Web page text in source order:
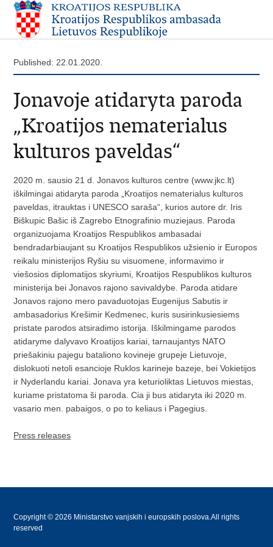
Published: 22.01.2020.
Jonavoje atidaryta paroda
„Kroatijos nematerialus
kulturos paveldas“
2020 m. sausio 21 d. Jonavos kulturos centre (www.jkc.lt)
iškilmingai atidaryta paroda „Kroatijos nematerialus kulturos
paveldas, itrauktas i UNESCO saraša“, kurios autore dr. Iris
Biškupic Bašic iš Zagrebo Etnografinio muziejaus. Paroda
organizuojama Kroatijos Respublikos ambasadai
bendradarbiaujant su Kroatijos Respublikos užsienio ir Europos
reikalu ministerijos Ryšiu su visuomene, informavimo ir
viešosios diplomatijos skyriumi, Kroatijos Respublikos kulturos
ministerija bei Jonavos rajono savivaldybe. Paroda atidare
Jonavos rajono mero pavaduotojas Eugenijus Sabutis ir
ambasadorius Krešimir Kedmenec, kuris susirinkusiesiems
pristate parodos atsiradimo istorija. Iškilmingame parodos
atidaryme dalyvavo Kroatijos kariai, tarnaujantys NATO
priešakiniu pajegu bataliono kovineje grupeje Lietuvoje,
dislokuoti netoli esancioje Ruklos karineje bazeje, bei Vokietijos
ir Nyderlandu kariai. Jonava yra keturioliktas Lietuvos miestas,
kuriame pristatoma ši paroda. Cia ji bus atidaryta iki 2020 m.
vasario men. pabaigos, o po to keliaus i Pagegius.
Press releases
Copyright © 2026 Ministarstvo vanjskih i europskih poslova.All rights
reserved